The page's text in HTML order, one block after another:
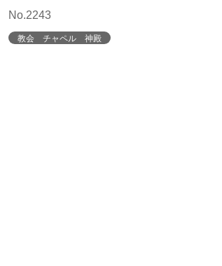
No.2243
教会 チャペル 神殿